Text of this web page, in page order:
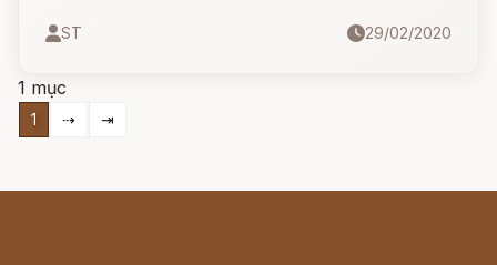
ST 29/02/2020
1 mục
1 ⇢ ⇥